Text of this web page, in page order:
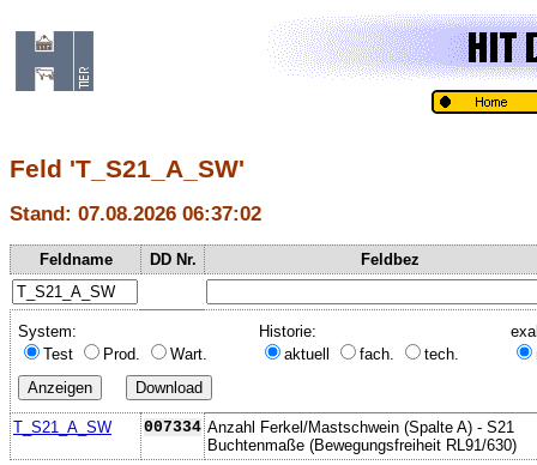
Feld 'T_S21_A_SW'
Stand: 07.08.2026 06:37:02
Feldname DD Nr. Feldbez
System:
Test
Prod. Wart.
Historie:
aktuell
fach. tech.
T_S21_A_SW 007334 Anzahl Ferkel/Mastschwein (Spalte A) - S21
Buchtenmaße (Bewegungsfreiheit RL91/630)